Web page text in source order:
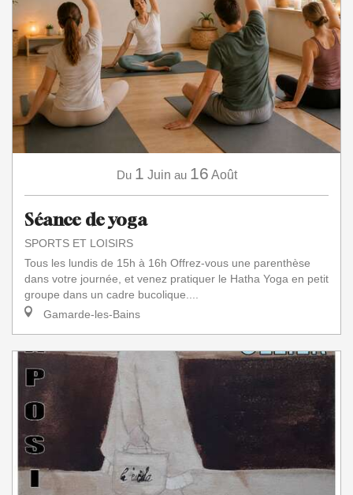
Du 1 Juin au 16 Août
Séance de yoga
SPORTS ET LOISIRS
Tous les lundis de 15h à 16h Offrez-vous une parenthèse
dans votre journée, et venez pratiquer le Hatha Yoga en petit
groupe dans un cadre bucolique....
Gamarde-les-Bains